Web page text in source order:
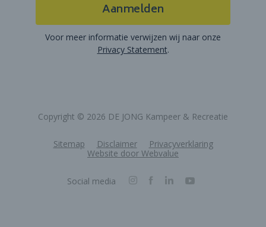
Aanmelden
Voor meer informatie verwijzen wij naar onze
Privacy Statement.
Copyright © 2026 DE JONG Kampeer & Recreatie
Sitemap Disclaimer
Privacyverklaring
Website door Webvalue
Social media